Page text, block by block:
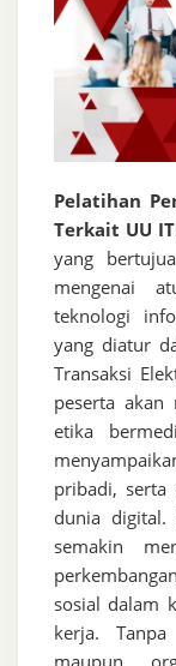
Pelatihan
Terkait UU
yang
mengenai
teknologi
yang diatur
Transaksi
peserta akan
etika
pribadi,
dunia digital.
semakin
sosial dalam
kerja.